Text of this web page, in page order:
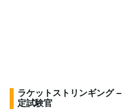
ラケットストリンギング –
定試験官